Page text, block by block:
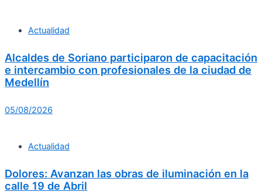
Actualidad
Alcaldes de Soriano participaron de capacitación
e intercambio con profesionales de la ciudad de
Medellín
05/08/2026
Actualidad
Dolores: Avanzan las obras de iluminación en la
calle 19 de Abril